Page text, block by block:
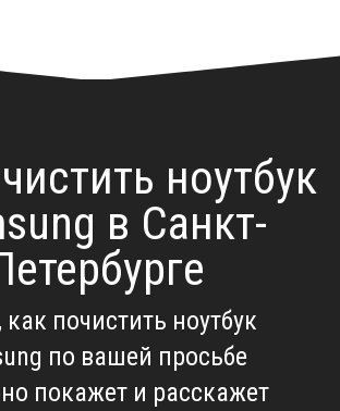
ноутбук
в Санкт-
почистить ноутбук
по вашей просьбе
покажет и расскажет